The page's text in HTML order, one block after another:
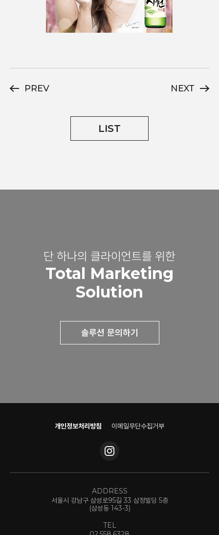
PREV NEXT
LIST
단 하나의 클라이언트를 위한
Total Marketing
Solution
솔루션 문의하기
개인정보처리방침 이메일무단수집거부
ADDRESS
서울시 강남구 삼성로95길 33 삼정빌딩 5층
(삼성동 143-3)
TEL